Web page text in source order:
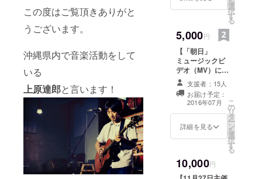
この度はご覧頂きありがと
うございます。
沖縄県内で音楽活動をして
いる
上原達郎と言います！
2012年には
auミュー
ジックグラ
ンプリ決勝
でオリジナ
ル曲「まほ
うの手」を
披露。審査
員でプロ
デューサー
さんの前で
選
択
す
る
5,000円
【「朝日」
ミュージックビ
デオ（MV）にあ
なたのお名前を
クレジットさせ
て下さい！】 1.
熱い御礼のメッ
セージ 2. 10曲入
りアルバム「朝
MVのエンドロー
ルにお名前をク
支援者：15人
お届け予定：
2016年07月
詳細を見る
こ
の
リ
タ
ー
ン
を
選
択
す
る
10,000円